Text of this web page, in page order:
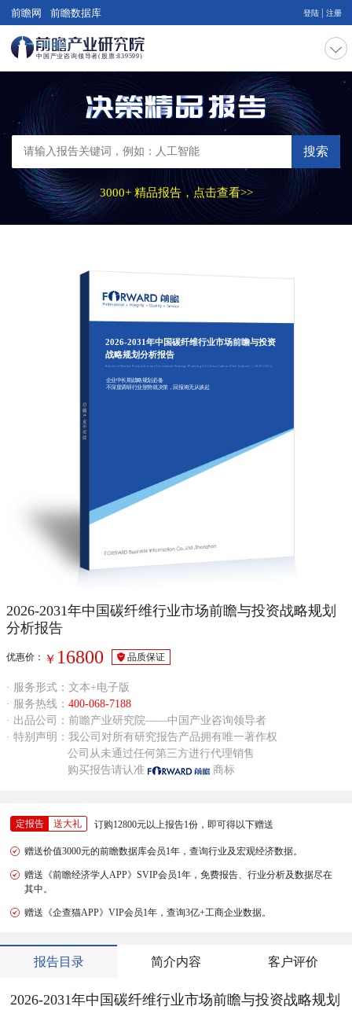
前瞻网 前瞻数据库 登陆 注册
搜索
3000+ 精品报告，点击查看>>
2026-2031年中国碳纤维行业市场前瞻与投资
战略规划分析报告
Report of Market Prospective and Investment Strategy Planning On China Carbon Fiber Industry（2026-2031）
企业中长期战略规划必备
不深度调研行业形势就决策，回报将无从谈起
2026-2031年中国碳纤维行业市场前瞻与投资战略规划
分析报告
优惠价： ￥ 16800 品质保证
· 服务形式：文本+电子版
· 服务热线： 400-068-7188
· 出品公司：前瞻产业研究院——中国产业咨询领导者
· 特别声明：我公司对所有研究报告产品拥有唯一著作权
公司从未通过任何第三方进行代理销售
购买报告请认准
商标
定报告 送大礼 订购12800元以上报告1份，即可得以下赠送
赠送价值3000元的前瞻数据库会员1年，查询行业及宏观经济数据。
赠送《前瞻经济学人APP》SVIP会员1年，免费报告、行业分析及数据尽在
其中。
赠送《企查猫APP》VIP会员1年，查询3亿+工商企业数据。
报告目录 简介内容 客户评价
2026-2031年中国碳纤维行业市场前瞻与投资战略规划